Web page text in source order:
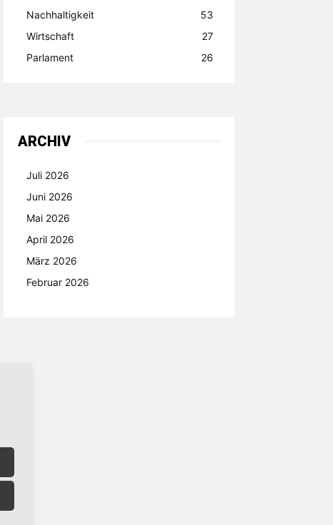
Nachhaltigkeit
53
Wirtschaft
27
Parlament
26
ARCHIV
Juli 2026
Juni 2026
Mai 2026
April 2026
März 2026
Februar 2026